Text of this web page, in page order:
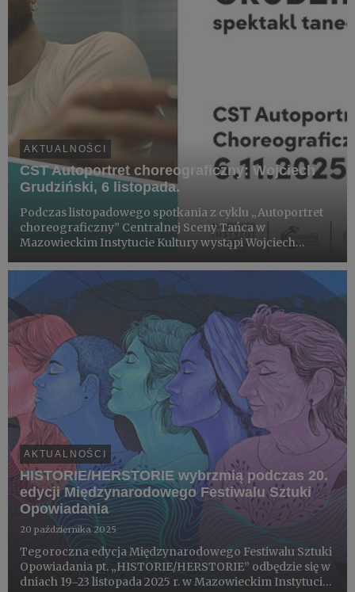
AKTUALNOŚCI
CST Autoportret choreograficzny: Wojciech
Grudziński, 6 listopada.
Podczas listopadowego spotkania z cyklu „Autoportret
choreograficzny” Centralnej Sceny Tańca w
Mazowieckim Instytucie Kultury wystąpi Wojciech
AKTUALNOŚCI
HISTORIE/HERSTORIE wybrzmią podczas 20.
edycji Międzynarodowego Festiwalu Sztuki
Opowiadania
20 października 2025
Tegoroczna edycja Międzynarodowego Festiwalu Sztuki
Opowiadania pt. „HISTORIE/HERSTORIE” odbędzie się w
dniach 19‒23 listopada 2025 r. w Mazowieckim Instytucie